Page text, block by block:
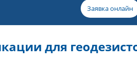
Заявка онлайн
для